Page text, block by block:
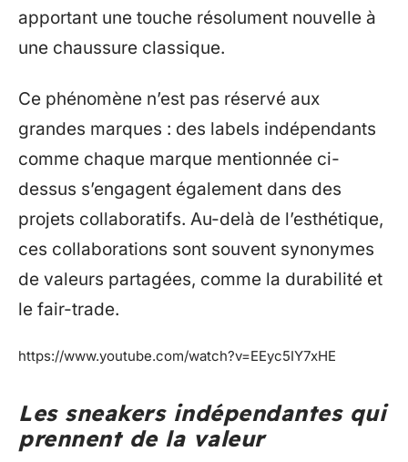
apportant une touche résolument nouvelle à
une chaussure classique.
Ce phénomène n’est pas réservé aux
grandes marques : des labels indépendants
comme chaque marque mentionnée ci-
dessus s’engagent également dans des
projets collaboratifs. Au-delà de l’esthétique,
ces collaborations sont souvent synonymes
de valeurs partagées, comme la durabilité et
le fair-trade.
https://www.youtube.com/watch?v=EEyc5IY7xHE
Les sneakers indépendantes qui
prennent de la valeur